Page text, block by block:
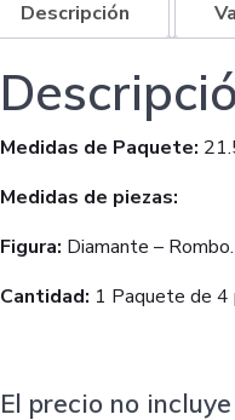
Descripción
Medidas de Paquete:
Medidas de piezas:
Figura: Diamante – Rombo.
Cantidad: 1 Paquete de 4
El precio no